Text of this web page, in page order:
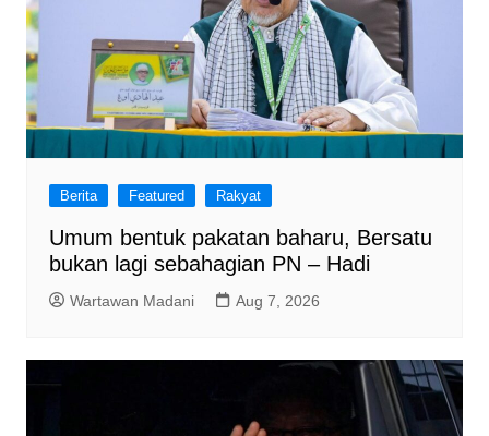
Berita Featured Rakyat
Umum bentuk pakatan baharu, Bersatu
bukan lagi sebahagian PN – Hadi
Wartawan Madani Aug 7, 2026